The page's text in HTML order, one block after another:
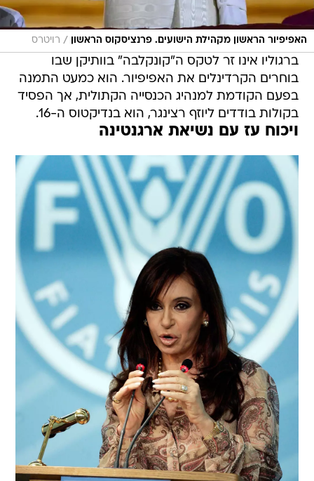
האפיפיור הראשון מקהילת הישועים. פרנציסקוס הראשון / רויטרס
ברגוליו אינו זר לטקס ה"קונקלבה" בוותיקן שבו
בוחרים הקרדינלים את האפיפיור. הוא כמעט התמנה
בפעם הקודמת למנהיג הכנסייה הקתולית, אך הפסיד
בקולות בודדים ליוזף רצינגר, הוא בנדיקטוס ה-16.
ויכוח עז עם נשיאת ארגנטינה